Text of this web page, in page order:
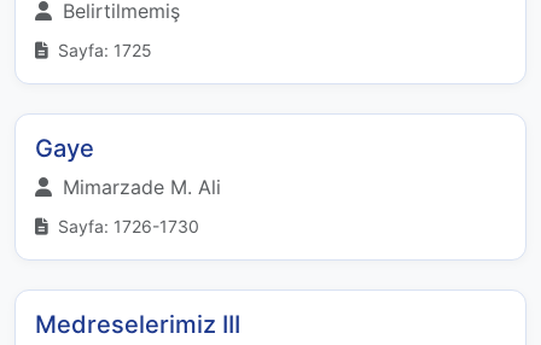
Belirtilmemiş
Sayfa: 1725
Gaye
Mimarzade M. Ali
Sayfa: 1726-1730
Medreselerimiz III